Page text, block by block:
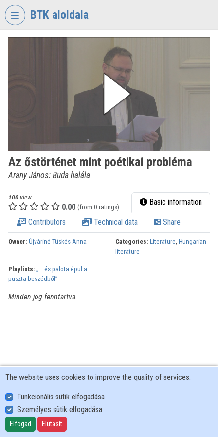
Skip header
BTK aloldala
Log In
Organization discovery
Categories
Organization playlists
Organizations
Az őstörténet mint poétikai probléma
Arany János: Buda halála
100 view
0.00 (from 0 ratings) Basic information
Contributors Technical data Share
Owner: Újváriné Tüskés Anna Categories: Literature, Hungarian
literature
Playlists: „… és palota épül a
puszta beszédből”
Minden jog fenntartva.
User Policy
Adatkezelési tájékoztató (en)
Cookie Policy
The website uses cookies to improve the quality of services.
Funkcionális sütik elfogadása
Személyes sütik elfogadása
Elfogad Elutasít